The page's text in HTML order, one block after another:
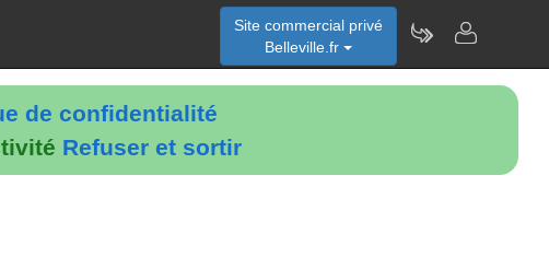
de confidentialité
Refuser et sortir
Site commercial privé
Belleville.fr